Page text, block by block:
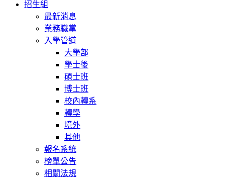
招生組
最新消息
業務職掌
入學管道
大學部
學士後
碩士班
博士班
校內轉系
轉學
境外
其他
報名系統
榜單公告
相關法規